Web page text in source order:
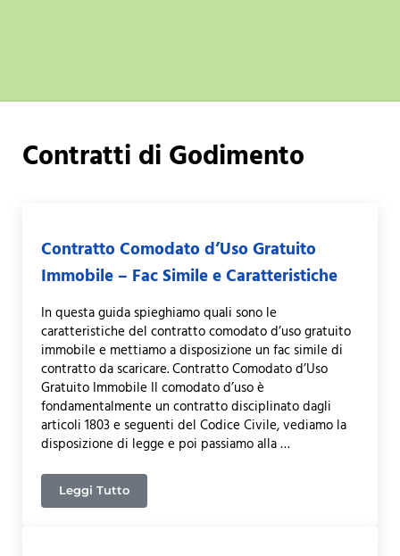
Contratti di Godimento
Contratto Comodato d’Uso Gratuito
Immobile – Fac Simile e Caratteristiche
In questa guida spieghiamo quali sono le
caratteristiche del contratto comodato d’uso gratuito
immobile e mettiamo a disposizione un fac simile di
contratto da scaricare. Contratto Comodato d’Uso
Gratuito Immobile Il comodato d’uso è
fondamentalmente un contratto disciplinato dagli
articoli 1803 e seguenti del Codice Civile, vediamo la
disposizione di legge e poi passiamo alla …
Leggi TuttoContratto Comodato d’Uso Gratuito Immobile –